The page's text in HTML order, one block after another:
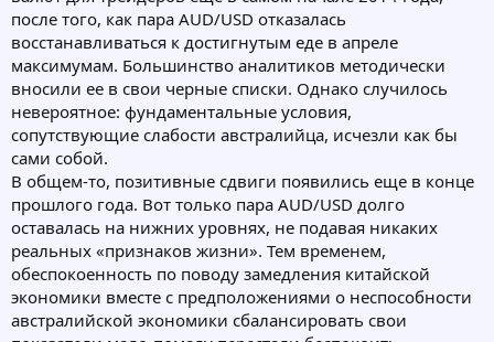
после того, как пара AUD/USD отказалась
восстанавливаться к достигнутым еде в апреле
максимумам. Большинство аналитиков методически
вносили ее в свои черные списки. Однако случилось
невероятное: фундаментальные условия,
сопутствующие слабости австралийца, исчезли как бы
сами собой.
В общем-то, позитивные сдвиги появились еще в конце
прошлого года. Вот только пара AUD/USD долго
оставалась на нижних уровнях, не подавая никаких
реальных «признаков жизни». Тем временем,
обеспокоенность по поводу замедления китайской
экономики вместе с предположениями о неспособности
австралийской экономики сбалансировать свои